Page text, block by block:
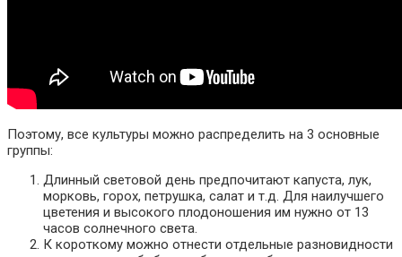
Поэтому, все культуры можно распределить на 3 основные
группы:
Длинный световой день предпочитают капуста, лук,
морковь, горох, петрушка, салат и т.д. Для наилучшего
цветения и высокого плодоношения им нужно от 13
часов солнечного света.
К короткому можно отнести отдельные разновидности